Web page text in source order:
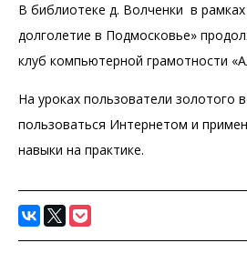
В библиотеке д. Волченки в
долголетие в Подмосковье»
клуб компьютерной грамотности
На уроках пользователи золотого
пользоваться Интернетом и
навыки на практике.